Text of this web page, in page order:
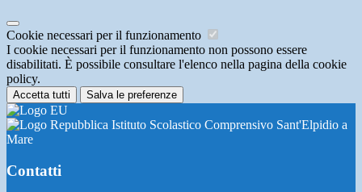
Cookie necessari per il funzionamento
I cookie necessari per il funzionamento non possono essere
disabilitati. È possibile consultare l'elenco nella pagina della cookie
policy.
Accetta tutti Salva le preferenze
Istituto Scolastico Comprensivo Sant'Elpidio a
Mare
Contatti